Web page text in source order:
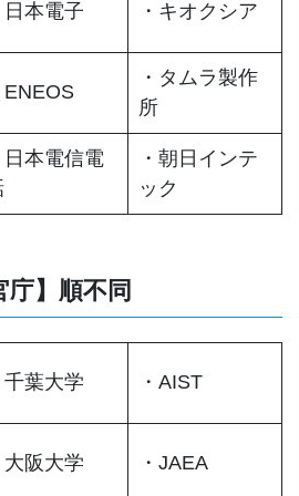
日本電子 ・キオクシア
ENEOS
・タムラ製作
所
日本電信電
・朝日インテ
ック
庁】順不同
千葉大学 ・AIST
大阪大学 ・JAEA